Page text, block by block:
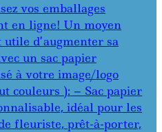
vos emballages
en ligne! Un moyen
d’augmenter sa
un sac papier
à votre image/logo
couleurs ): – Sac papier
idéal pour les
fleuriste, prêt-à-porter,